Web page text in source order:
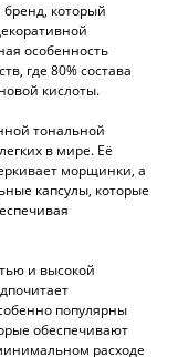
который
особенность
где 80% состава
кислоты.
тональной
в мире. Её
морщинки, а
капсулы, которые
и высокой
популярны
обеспечивают
расходе